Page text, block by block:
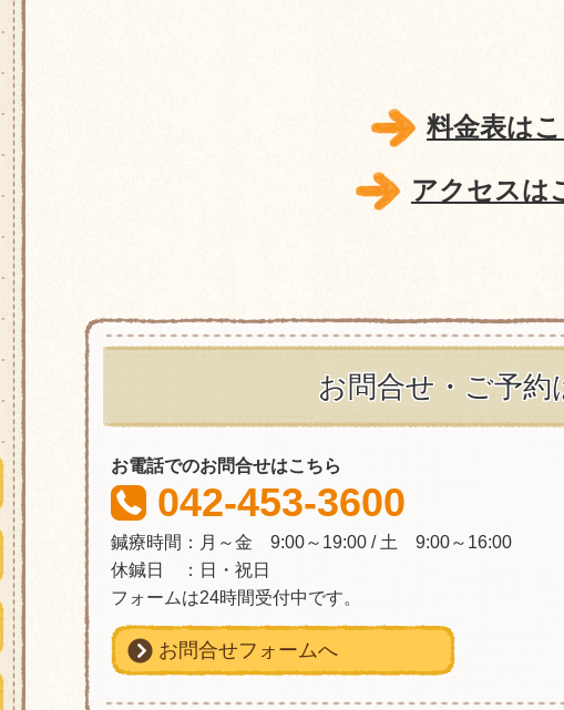
料金表は
アクセスは
お問合せ・ご予約
お電話でのお問合せはこちら
042-453-3600
鍼療時間：月～金 9:00～19:00 / 土 9:00～16:00
休鍼日 ：日・祝日
フォームは24時間受付中です。
お問合せフォームへ